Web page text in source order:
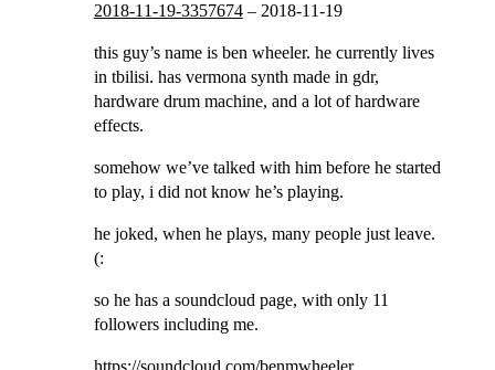
2018-11-19-3357674– 2018-11-19
this guy’s name is ben wheeler. he currently lives
in tbilisi. has vermona synth made in gdr,
hardware drum machine, and a lot of hardware
effects.
somehow we’ve talked with him before he started
to play, i did not know he’s playing.
he joked, when he plays, many people just leave.
(:
so he has a soundcloud page, with only 11
followers including me.